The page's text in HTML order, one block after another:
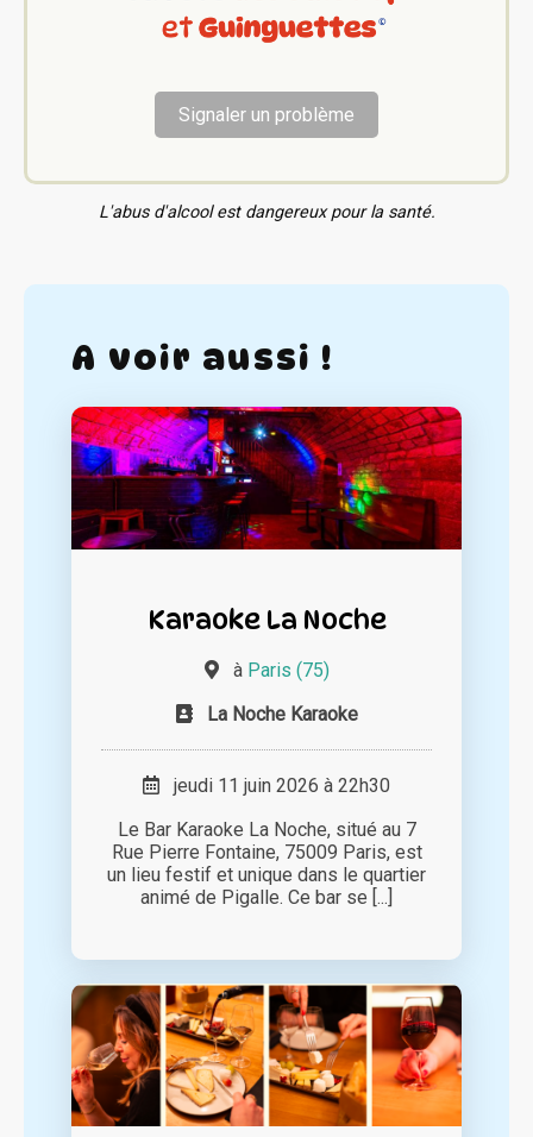
Signaler un problème
L'abus d'alcool est dangereux pour la santé.
A voir aussi !
Karaoke La Noche
à Paris (75)
La Noche Karaoke
jeudi 11 juin 2026 à 22h30
Le Bar Karaoke La Noche, situé au 7
Rue Pierre Fontaine, 75009 Paris, est
un lieu festif et unique dans le quartier
animé de Pigalle. Ce bar se [...]